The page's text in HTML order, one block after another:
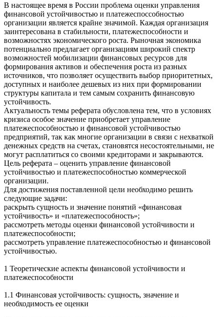
В настоящее время в России проблема оценки управления
финансовой устойчивостью и платежеспоссобностью
организации является крайне значимой. Каждая организация
заинтересована в стабильности, платежеспособности и
возможностях экономического роста. Рыночная экономика
потенциально предлагает организациям широкий спектр
возможностей мобилизации финансовых ресурсов для
формирования активов и обеспечения роста из разных
источников, что позволяет осуществить выбор приоритетных,
доступных и наиболее дешевых из них при формировании
структуры капитала и тем самым сохранить финансовую
устойчивость.
Актуальность темы реферата обусловлена тем, что в условиях
кризиса особое значение приобретает управление
платежеспособностью и финансовой устойчивостью
предприятий, так как многие организации в связи с нехваткой
денежных средств на счетах, становятся несостоятельными, не
могут расплатиться со своими кредиторами и закрываются.
Цель реферата – оценить управление финансовой
устойчивостью и платежеспособностью коммерческой
организации.
Для достижения поставленной цели необходимо решить
следующие задачи:
раскрыть сущность и значение понятий «финансовая
устойчивость» и «платежеспособность»;
рассмотреть методы оценки финансовой устойчивости и
платежеспособности;
рассмотреть управление платежеспособностью и финансовой
устойчивостью.
1 Теоретические аспекты финансовой устойчивости и
платежеспособности
1.1 Финансовая устойчивость: сущность, значение и
необходимость ее оценки